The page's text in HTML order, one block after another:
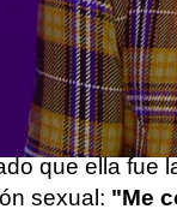
. La
lo duro
la
que ella fue
sexual: "Me